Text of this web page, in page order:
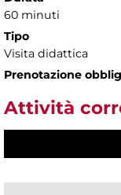
60 minuti
Tipo
Visita didattica
Prenotazione
Attività